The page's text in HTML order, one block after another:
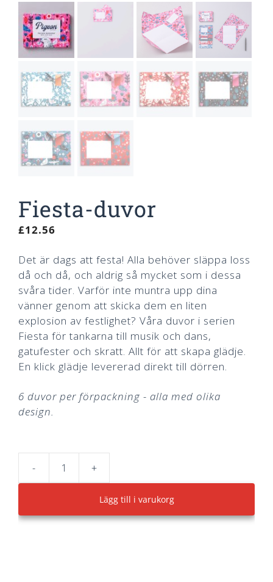
Fiesta-duvor
£12.56
Det är dags att festa! Alla behöver släppa loss
då och då, och aldrig så mycket som i dessa
svåra tider. Varför inte muntra upp dina
vänner genom att skicka dem en liten
explosion av festlighet? Våra duvor i serien
Fiesta för tankarna till musik och dans,
gatufester och skratt. Allt för att skapa glädje.
En klick glädje levererad direkt till dörren.
6 duvor per förpackning - alla med olika
design.
-
mängd
+
Lägg till i varukorg